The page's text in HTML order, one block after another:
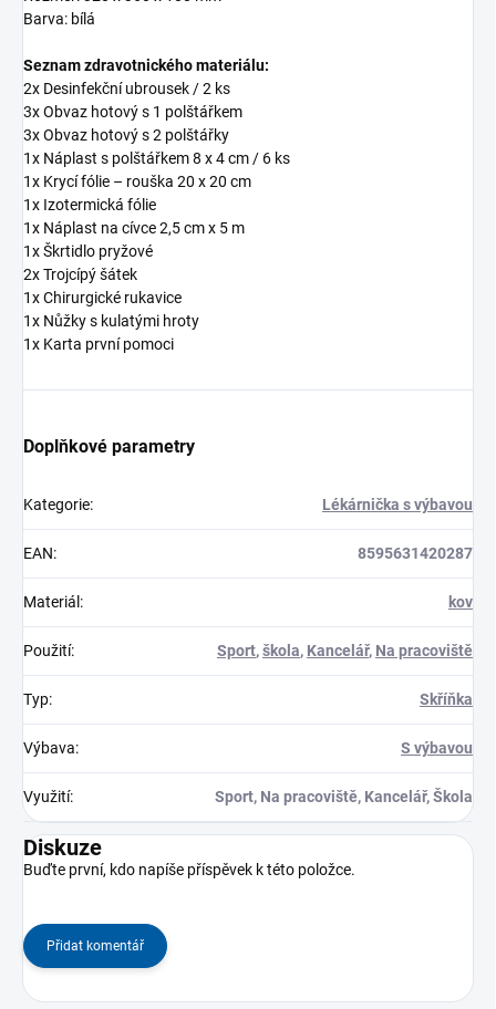
Barva: bílá
Seznam zdravotnického materiálu:
2x Desinfekční ubrousek / 2 ks
3x Obvaz hotový s 1 polštářkem
3x Obvaz hotový s 2 polštářky
1x Náplast s polštářkem 8 x 4 cm / 6 ks
1x Krycí fólie – rouška 20 x 20 cm
1x Izotermická fólie
1x Náplast na cívce 2,5 cm x 5 m
1x Škrtidlo pryžové
2x Trojcípý šátek
1x Chirurgické rukavice
1x Nůžky s kulatými hroty
1x Karta první pomoci
Doplňkové parametry
Kategorie: Lékárnička s výbavou
EAN: 8595631420287
Materiál : kov
Použití: Sport,škola, Kancelář, Na pracoviště
Typ: Skříňka
Výbava: S výbavou
Využití: Sport, Na pracoviště, Kancelář, Škola
Diskuze
Buďte první, kdo napíše příspěvek k této položce.
Přidat komentář